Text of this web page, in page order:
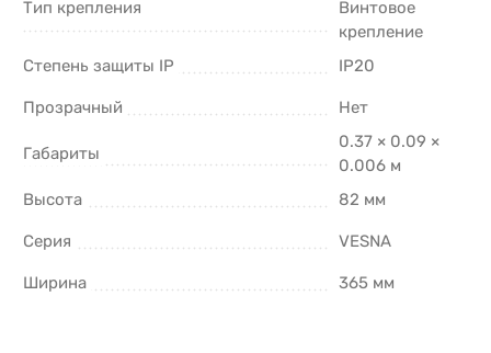
Тип крепления
Винтовое
крепление
Степень защиты IP
IP20
Прозрачный Нет
Габариты
0.37 × 0.09 ×
0.006 м
Высота
82 мм
Серия VESNA
Ширина 365 мм